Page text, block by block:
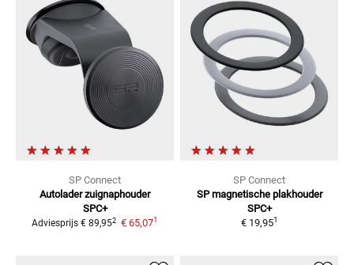
SP Connect
Autolader zuignaphouder
SPC+
Adviesprijs € 89,952 € 65,071
SP Connect
SP magnetische plakhouder
SPC+
€ 19,951